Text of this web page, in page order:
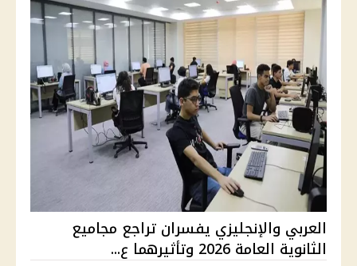
العربي والإنجليزي يفسران تراجع مجاميع
الثانوية العامة 2026 وتأثيرهما ع...